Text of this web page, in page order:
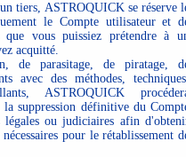
tiers, ASTROQUICK se réserve
le Compte utilisateur et
vous puissiez prétendre à
acquitté.
de parasitage, de piratage,
avec des méthodes,
ASTROQUICK
suppression définitive du
légales ou judiciaires afin
pour le rétablissement